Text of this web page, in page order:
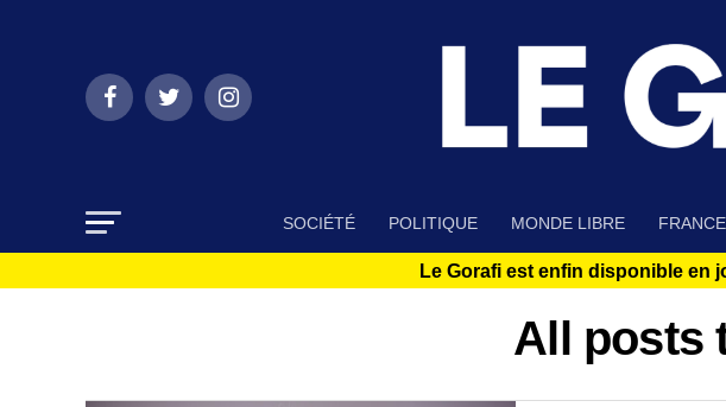
SOCIÉTÉ POLITIQUE MONDE LIBRE FRANCE
Le Gorafi est enfin disponible en
All posts